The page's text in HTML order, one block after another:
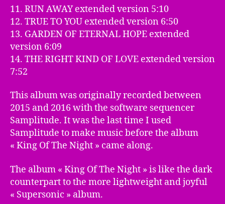
11. RUN AWAY extended version 5:10
12. TRUE TO YOU extended version 6:50
13. GARDEN OF ETERNAL HOPE extended
version 6:09
14. THE RIGHT KIND OF LOVE extended version
7:52
This album was originally recorded between
2015 and 2016 with the software sequencer
Samplitude. It was the last time I used
Samplitude to make music before the album
« King Of The Night » came along.
The album « King Of The Night » is like the dark
counterpart to the more lightweight and joyful
« Supersonic » album.